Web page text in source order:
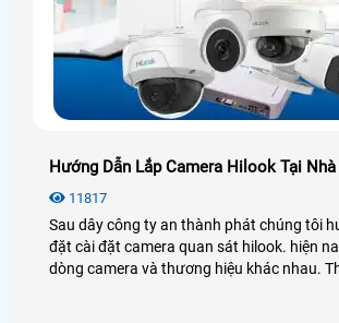
Hướng Dẫn Lắp Camera Hilook Tại Nhà
11817
Sau dây công ty an thành phát chúng tôi
đặt cài đặt camera quan sát hilook. hiện nay rất nhiều
dòng camera và thương hiệu khác nhau. Thương hiệu